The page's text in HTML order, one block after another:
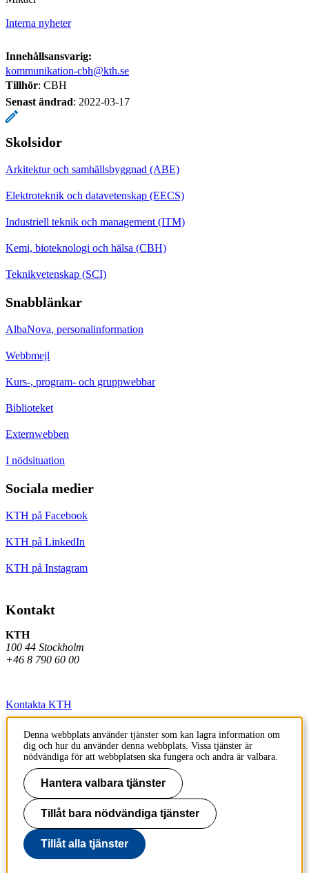
Interna nyheter
Innehållsansvarig:
kommunikation-cbh@kth.se
Tillhör: CBH
Senast ändrad: 2022-03-17
Skolsidor
Arkitektur och samhällsbyggnad (ABE)
Elektroteknik och datavetenskap (EECS)
Industriell teknik och management (ITM)
Kemi, bioteknologi och hälsa (CBH)
Teknikvetenskap (SCI)
Snabblänkar
AlbaNova, personalinformation
Webbmejl
Kurs-, program- och gruppwebbar
Biblioteket
Externwebben
I nödsituation
Sociala medier
KTH på Facebook
KTH på LinkedIn
KTH på Instagram
Kontakt
KTH
100 44 Stockholm
+46 8 790 60 00
Kontakta KTH
Jobba på KTH
Press och media
Faktura och betalning KTH
Om KTH:s webbplatser
Tillgänglighetsredogörelse
Denna webbplats använder tjänster som kan lagra information om
dig och hur du använder denna webbplats. Vissa tjänster är
nödvändiga för att webbplatsen ska fungera och andra är valbara.
Hantera valbara tjänster
Tillåt bara nödvändiga tjänster
Tillåt alla tjänster